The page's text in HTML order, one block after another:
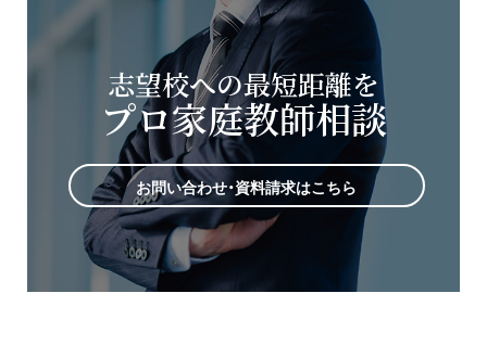
志望校への最短距離を
プロ家庭教師相談
お問い合わせ・資料請求はこちら